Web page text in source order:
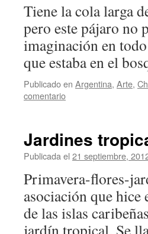
Tiene la cola larga
pero este pájaro no
imaginación en
que estaba en el
Publicado en Argentina, Arte,
comentario
Jardines
Publicada el 21 septiembre,
Primavera-flores-
asociación que hice
de las islas
jardín tropical. Se